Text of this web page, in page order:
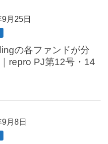
月25日
の各ファンドが分
repro PJ第12号・14
月8日